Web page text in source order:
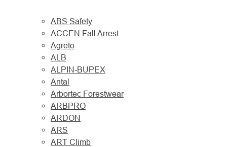
ABS Safety
ACCEN Fall Arrest
Agreto
ALB
ALPIN-BUPEX
Antal
Arbortec Forestwear
ARBPRO
ARDON
ARS
ART Climb